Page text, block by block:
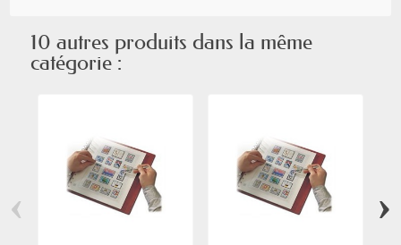
10 autres produits dans la même
catégorie :
‹ ›